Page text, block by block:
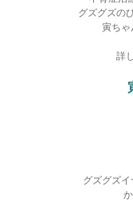
グズグズの
寅ちゃ
詳
グズグズイ